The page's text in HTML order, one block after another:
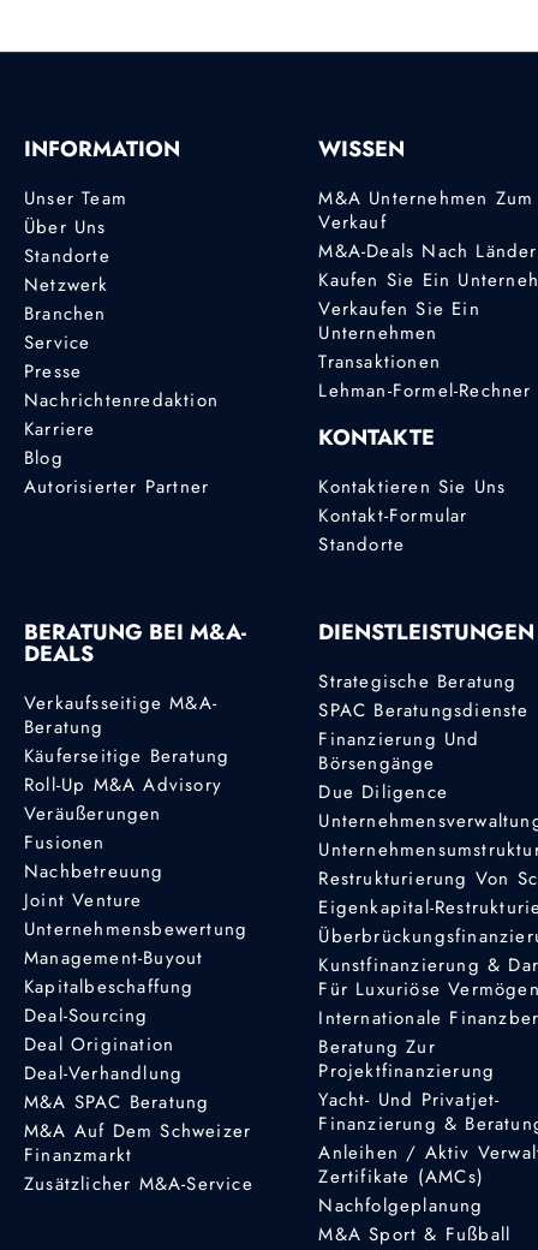
INFORMATION
Unser Team
Über Uns
Standorte
Netzwerk
Branchen
Service
Presse
Nachrichtenredaktion
Karriere
Blog
Autorisierter Partner
WISSEN
M&A Unternehmen Zum
Verkauf
M&A-Deals Nach
Kaufen Sie Ein
Verkaufen Sie Ein
Unternehmen
Transaktionen
Lehman-Formel-Rechner
KONTAKTE
Kontaktieren Sie Uns
Kontakt-Formular
Standorte
BERATUNG BEI M&A-
DEALS
Verkaufsseitige M&A-
Beratung
Käuferseitige Beratung
Roll-Up M&A Advisory
Veräußerungen
Fusionen
Nachbetreuung
Joint Venture
Unternehmensbewertung
Management-Buyout
Kapitalbeschaffung
Deal-Sourcing
Deal Origination
Deal-Verhandlung
M&A SPAC Beratung
M&A Auf Dem Schweizer
Finanzmarkt
Zusätzlicher M&A-Service
DIENSTLEISTUNGEN
Strategische Beratung
SPAC Beratungsdienste
Finanzierung Und
Börsengänge
Due Diligence
Restrukturierung Von
Eigenkapital-
Kunstfinanzierung &
Für Luxuriöse
Internationale
Beratung Zur
Projektfinanzierung
Yacht- Und Privatjet-
Finanzierung &
Anleihen / Aktiv
Zertifikate (AMCs)
Nachfolgeplanung
M&A Sport & Fußball